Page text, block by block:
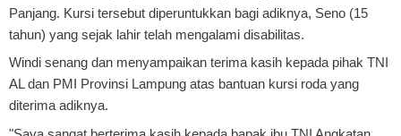
Panjang. Kursi tersebut diperuntukkan bagi adiknya, Seno (15
tahun) yang sejak lahir telah mengalami disabilitas.
Windi senang dan menyampaikan terima kasih kepada pihak TNI
AL dan PMI Provinsi Lampung atas bantuan kursi roda yang
diterima adiknya.